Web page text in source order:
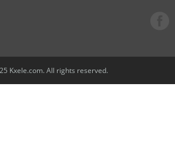
Kxele.com. All rights reserved.